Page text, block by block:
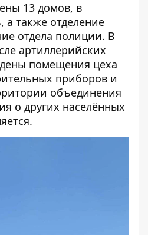
13 домов, в
а также отделение
отдела полиции. В
артиллерийских
помещения цеха
приборов и
объединения
о других населённых